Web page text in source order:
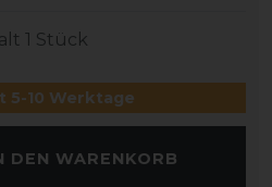
1 Stück
5-10 Werktage
DEN WARENKORB